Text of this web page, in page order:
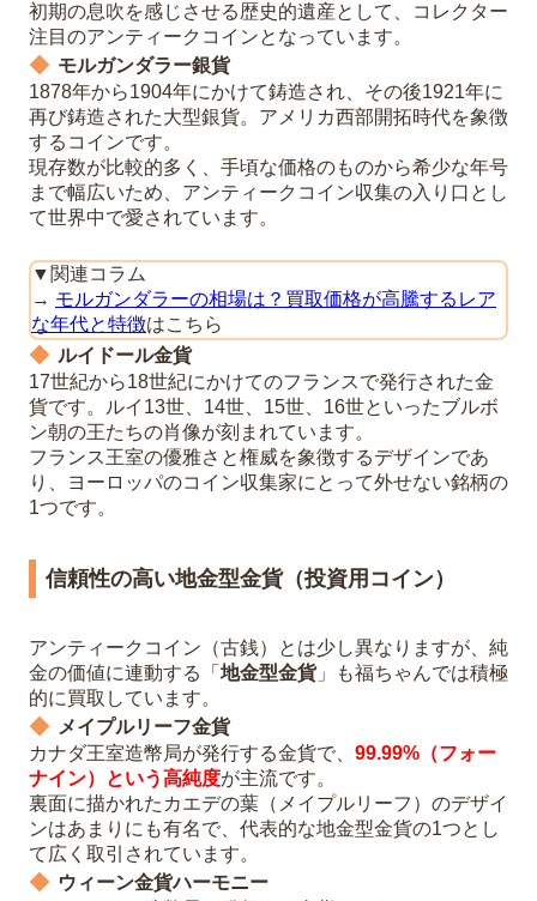
初期の息吹を感じさせる歴史的遺産として、コレクター
注目のアンティークコインとなっています。
モルガンダラー銀貨
1878年から1904年にかけて鋳造され、その後1921年に
再び鋳造された大型銀貨。アメリカ西部開拓時代を象徴
するコインです。
現存数が比較的多く、手頃な価格のものから希少な年号
まで幅広いため、アンティークコイン収集の入り口とし
て世界中で愛されています。
▼関連コラム
→ モルガンダラーの相場は？買取価格が高騰するレア
な年代と特徴はこちら
ルイドール金貨
17世紀から18世紀にかけてのフランスで発行された金
貨です。ルイ13世、14世、15世、16世といったブルボ
ン朝の王たちの肖像が刻まれています。
フランス王室の優雅さと権威を象徴するデザインであ
り、ヨーロッパのコイン収集家にとって外せない銘柄の
1つです。
信頼性の高い地金型金貨（投資用コイン）
アンティークコイン（古銭）とは少し異なりますが、純
金の価値に連動する「 地金型金貨」も福ちゃんでは積極
的に買取しています。
メイプルリーフ金貨
カナダ王室造幣局が発行する金貨で、 99.99%（フォー
ナイン）という高純度が主流です。
裏面に描かれたカエデの葉（メイプルリーフ）のデザイ
ンはあまりにも有名で、代表的な地金型金貨の1つとし
て広く取引されています。
ウィーン金貨ハーモニー